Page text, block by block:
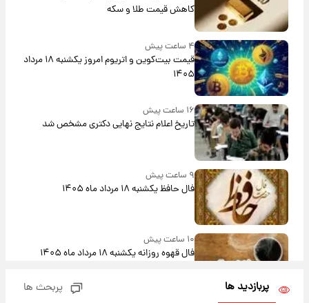
کاهش قیمت طلا و سکه
۴ ساعت پیش
قیمت بیت‌کوین و اتریوم امروز یکشنبه ۱۸ مرداد
۱۴۰۵
۱۶ ساعت پیش
تاریخ اعلام نتایج نهایی دکتری مشخص شد
۹ ساعت پیش
فال حافظ یکشنبه ۱۸ مرداد ماه ۱۴۰۵
۱۰ ساعت پیش
فال قهوه روزانه یکشنبه ۱۸ مرداد ماه ۱۴۰۵
پربازدید ها پربحث ها